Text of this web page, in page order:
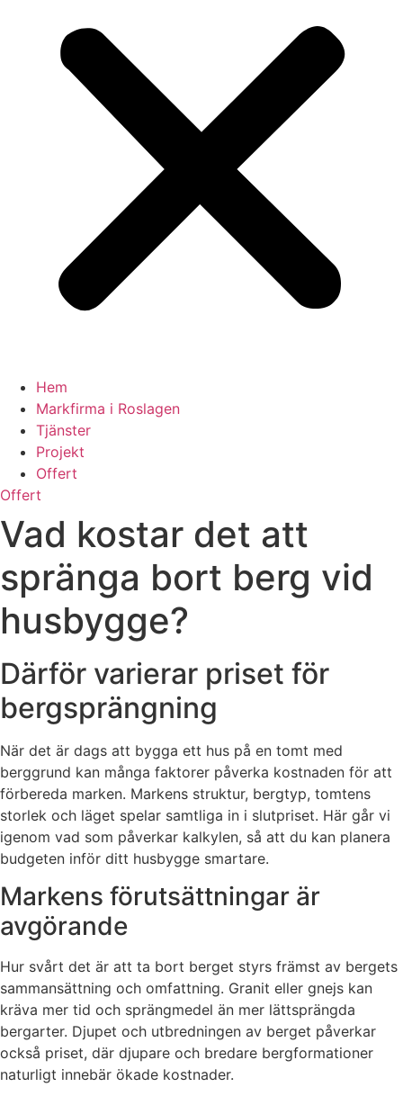
Hem
Markfirma i Roslagen
Tjänster
Projekt
Offert
Offert
Vad kostar det att
spränga bort berg vid
husbygge?
Därför varierar priset för
bergsprängning
När det är dags att bygga ett hus på en tomt med
berggrund kan många faktorer påverka kostnaden för att
förbereda marken. Markens struktur, bergtyp, tomtens
storlek och läget spelar samtliga in i slutpriset. Här går vi
igenom vad som påverkar kalkylen, så att du kan planera
budgeten inför ditt husbygge smartare.
Markens förutsättningar är
avgörande
Hur svårt det är att ta bort berget styrs främst av bergets
sammansättning och omfattning. Granit eller gnejs kan
kräva mer tid och sprängmedel än mer lättsprängda
bergarter. Djupet och utbredningen av berget påverkar
också priset, där djupare och bredare bergformationer
naturligt innebär ökade kostnader.